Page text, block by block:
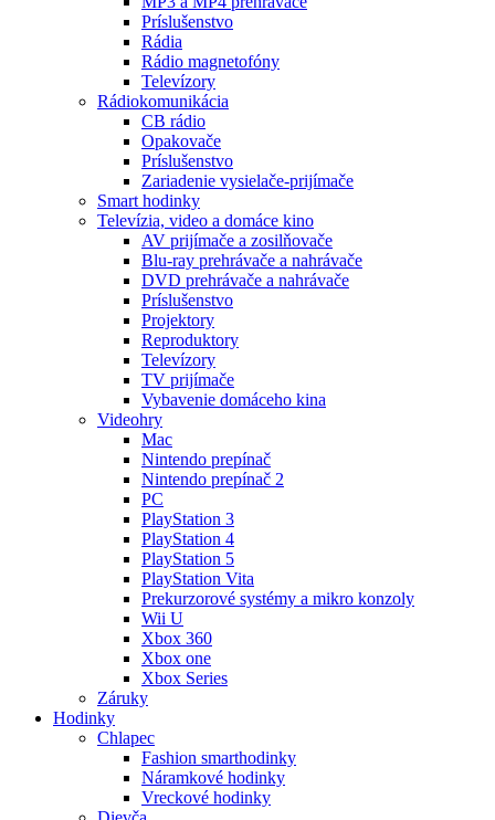
Príslušenstvo
Rádia
Rádio magnetofóny
Televízory
Rádiokomunikácia
CB rádio
Opakovače
Príslušenstvo
Zariadenie vysielače-prijímače
Smart hodinky
Televízia, video a domáce kino
AV prijímače a zosilňovače
Blu-ray prehrávače a nahrávače
DVD prehrávače a nahrávače
Príslušenstvo
Projektory
Reproduktory
Televízory
TV prijímače
Vybavenie domáceho kina
Videohry
Mac
Nintendo prepínač
Nintendo prepínač 2
PC
PlayStation 3
PlayStation 4
PlayStation 5
PlayStation Vita
Prekurzorové systémy a mikro konzoly
Wii U
Xbox 360
Xbox one
Xbox Series
Záruky
Hodinky
Chlapec
Fashion smarthodinky
Náramkové hodinky
Vreckové hodinky